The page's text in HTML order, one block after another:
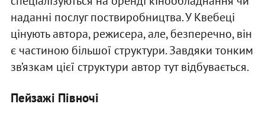
наданні послуг поствиробництва. У Квебеці
цінують автора, режисера, але, безперечно, він
є частиною більшої структури. Завдяки тонким
зв’язкам цієї структури автор тут відбувається.
Пейзажі Півночі